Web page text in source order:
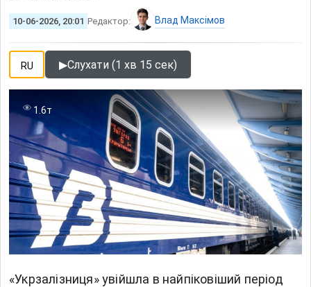
10-06-2026, 20:01 Редактор: Влад Максімов
RU ▶Слухати (1 хв 15 сек)
1.6т
«Укрзалізниця» увійшла в найпіковіший період